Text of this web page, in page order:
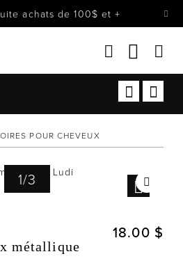
achats de 100$ et +
Soldes
POUR CHEVEUX
1/3
métallique
18.00 $